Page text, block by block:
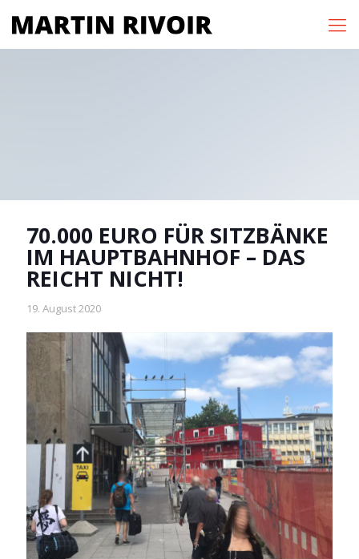
70.000 EURO FÜR SITZBÄNKE
IM HAUPTBAHNHOF – DAS
REICHT NICHT!
19. August 2020